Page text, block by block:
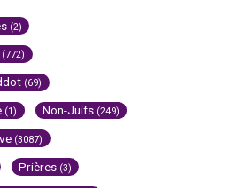
(2)
(772)
(69)
(1) Non-Juifs (249)
(3087)
Prières (3)